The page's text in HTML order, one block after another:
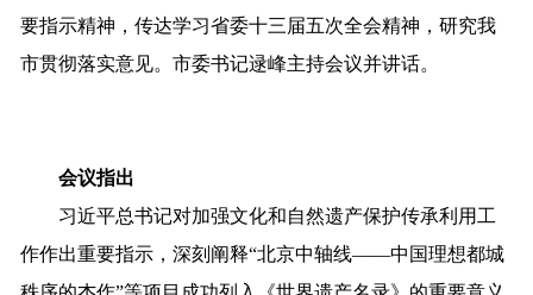
要指示精神，传达学习省委十三届五次全会精神，研究我
市贯彻落实意见。市委书记逯峰主持会议并讲话。
会议指出
习近平总书记对加强文化和自然遗产保护传承利用工
作作出重要指示，深刻阐释“北京中轴线——中国理想都城